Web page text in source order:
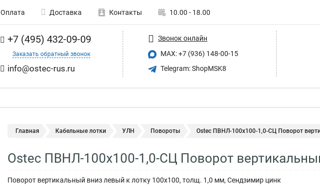
Оплата Доставка Контакты 10.00 - 18.00
+7 (495) 432-09-09
Заказать обратный звонок
info@ostec-rus.ru
Звонок онлайн
MAX: +7 (936) 148-00-15
Telegram: ShopMSK8
Главная Кабельные лотки УЛН Повороты Ostec ПВНЛ-100х100-1,0-СЦ Поворот
Ostec ПВНЛ-100х100-1,0-СЦ Поворот
Поворот вертикальный вниз левый к лотку 100х100, толщ. 1,0 мм, Сендзимир цинк